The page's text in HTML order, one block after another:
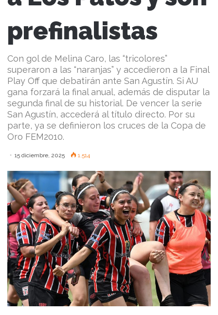
prefinalistas
Con gol de Melina Caro, las “tricolores”
superaron a las “naranjas” y accedieron a la Final
Play Off que debatirán ante San Agustín. Si AU
gana forzará la final anual, además de disputar la
segunda final de su historial. De vencer la serie
San Agustín, accederá al título directo. Por su
parte, ya se definieron los cruces de la Copa de
Oro FEM2010.
15 diciembre, 2025 1.514